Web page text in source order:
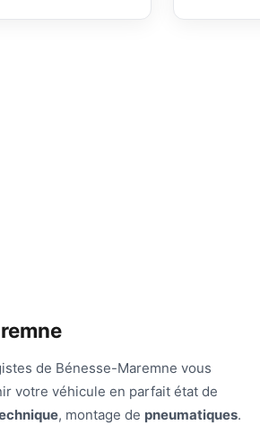
de Bénesse-Maremne vous
votre véhicule en parfait état de
, montage de pneumatiques.